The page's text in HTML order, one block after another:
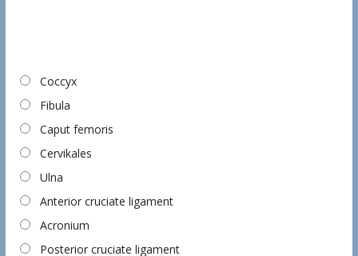
Coccyx
Fibula
Caput femoris
Cervikales
Ulna
Anterior cruciate ligament
Acronium
Posterior cruciate ligament